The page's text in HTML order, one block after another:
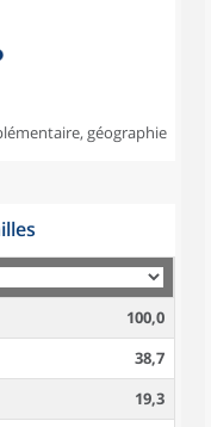
géographie
100,0
38,7
19,3